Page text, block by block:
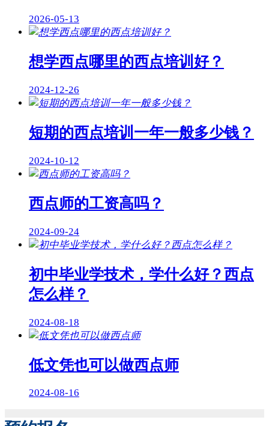
2026-05-13
想学西点哪里的西点培训好？
2024-12-26
短期的西点培训一年一般多少钱？
2024-10-12
西点师的工资高吗？
2024-09-24
初中毕业学技术，学什么好？西点
怎么样？
2024-08-18
低文凭也可以做西点师
2024-08-16